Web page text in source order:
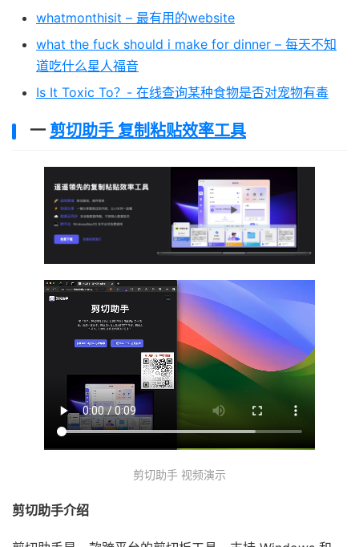
whatmonthisit – 最有用的website
what the fuck should i make for dinner – 每天不知
道吃什么星人福音
Is It Toxic To？- 在线查询某种食物是否对宠物有毒
一 剪切助手 复制粘贴效率工具
剪切助手 视频演示
剪切助手介绍